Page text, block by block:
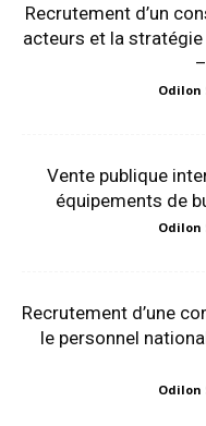
Recrutement d’un
acteurs et la
Odilon
Vente publique
équipements de
Odilon
Recrutement d’une
le personnel
Odilon